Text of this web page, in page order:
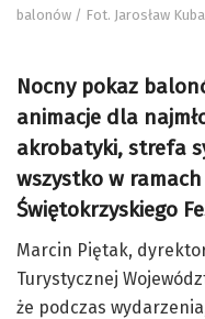
balonów / Fot. Jarosław
Nocny pokaz
animacje dla
akrobatyki, strefa
wszystko w
Świętokrzyskiego
Marcin Piętak,
Turystycznej
że podczas